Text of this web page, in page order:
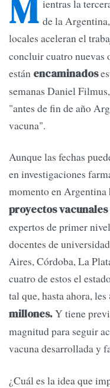
M ientras la
de la
locales aceleran el
concluir cuatro nuevas
están encaminados
semanas Daniel
"antes de fin de año
vacuna".
Aunque las fechas
en investigaciones
momento en Argentina
proyectos
expertos de primer
docentes de
Aires, Córdoba, La
cuatro de estos el
tal que, hasta ahora, les
millones.Y tiene
magnitud para seguir
vacuna desarrollada y
¿Cuál es la idea que